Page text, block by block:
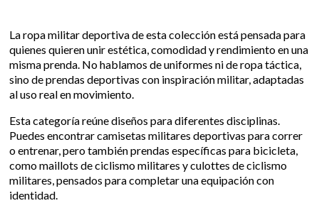
La ropa militar deportiva de esta colección está pensada para
quienes quieren unir estética, comodidad y rendimiento en una
misma prenda. No hablamos de uniformes ni de ropa táctica,
sino de prendas deportivas con inspiración militar, adaptadas
al uso real en movimiento.
Esta categoría reúne diseños para diferentes disciplinas.
Puedes encontrar camisetas militares deportivas para correr
o entrenar, pero también prendas específicas para bicicleta,
como maillots de ciclismo militares y culottes de ciclismo
militares, pensados para completar una equipación con
identidad.